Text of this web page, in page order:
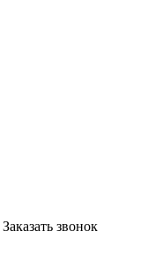
Заказать звонок